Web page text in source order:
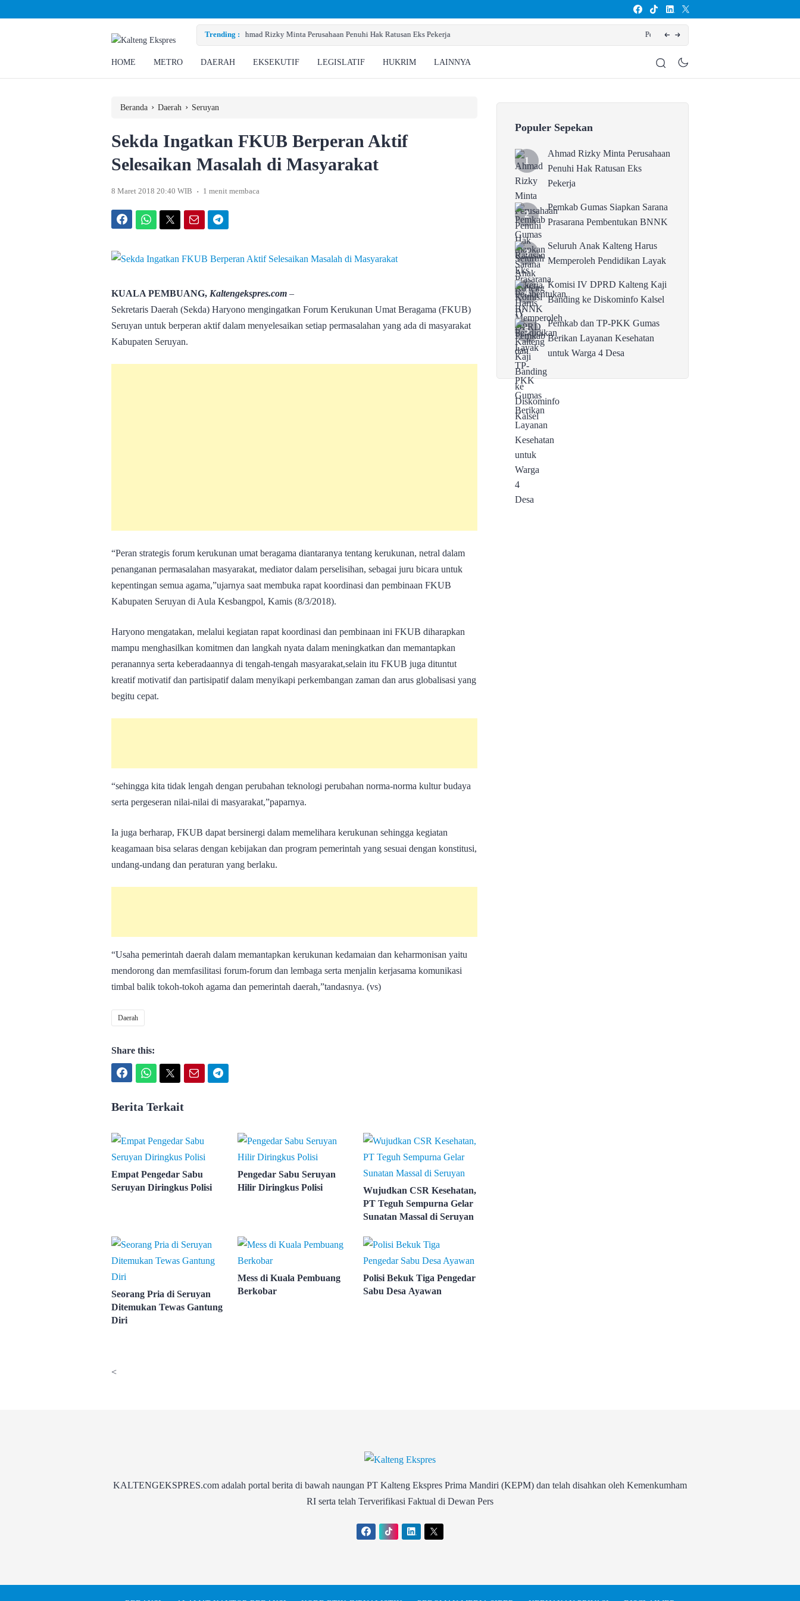
Trending :
Penuhi Hak Ratusan Eks Pekerja Pemkab Gumas Siapkan Sarana Prasarana Pembentukan BNNK
HOME METRO DAERAH EKSEKUTIF LEGISLATIF HUKRIM LAINNYA
Beranda › Daerah › Seruyan
Sekda Ingatkan FKUB Berperan Aktif
Selesaikan Masalah di Masyarakat
8 Maret 2018 20:40 WIB . 1 menit membaca
KUALA PEMBUANG, Kaltengekspres.com –
Sekretaris Daerah (Sekda) Haryono mengingatkan Forum Kerukunan Umat Beragama (FKUB)
Seruyan untuk berperan aktif dalam menyelesaikan setiap permasalahan yang ada di masyarakat
Kabupaten Seruyan.
“Peran strategis forum kerukunan umat beragama diantaranya tentang kerukunan, netral dalam
penanganan permasalahan masyarakat, mediator dalam perselisihan, sebagai juru bicara untuk
kepentingan semua agama,”ujarnya saat membuka rapat koordinasi dan pembinaan FKUB
Kabupaten Seruyan di Aula Kesbangpol, Kamis (8/3/2018).
Haryono mengatakan, melalui kegiatan rapat koordinasi dan pembinaan ini FKUB diharapkan
mampu menghasilkan komitmen dan langkah nyata dalam meningkatkan dan memantapkan
peranannya serta keberadaannya di tengah-tengah masyarakat,selain itu FKUB juga dituntut
kreatif motivatif dan partisipatif dalam menyikapi perkembangan zaman dan arus globalisasi yang
begitu cepat.
“sehingga kita tidak lengah dengan perubahan teknologi perubahan norma-norma kultur budaya
serta pergeseran nilai-nilai di masyarakat,”paparnya.
Ia juga berharap, FKUB dapat bersinergi dalam memelihara kerukunan sehingga kegiatan
keagamaan bisa selaras dengan kebijakan dan program pemerintah yang sesuai dengan konstitusi,
undang-undang dan peraturan yang berlaku.
“Usaha pemerintah daerah dalam memantapkan kerukunan kedamaian dan keharmonisan yaitu
mendorong dan memfasilitasi forum-forum dan lembaga serta menjalin kerjasama komunikasi
timbal balik tokoh-tokoh agama dan pemerintah daerah,”tandasnya. (vs)
Daerah
Share this:
Berita Terkait
Empat Pengedar Sabu
Seruyan Diringkus Polisi
Pengedar Sabu Seruyan
Hilir Diringkus Polisi
Wujudkan CSR Kesehatan,
PT Teguh Sempurna Gelar
Sunatan Massal di Seruyan
Seorang Pria di Seruyan
Ditemukan Tewas Gantung
Diri
Mess di Kuala Pembuang
Berkobar
Polisi Bekuk Tiga Pengedar
Sabu Desa Ayawan
Populer Sepekan
Ahmad Rizky Minta Perusahaan
Penuhi Hak Ratusan Eks
Pekerja
Pemkab Gumas Siapkan Sarana
Prasarana Pembentukan BNNK
Seluruh Anak Kalteng Harus
Memperoleh Pendidikan Layak
Komisi IV DPRD Kalteng Kaji
Banding ke Diskominfo Kalsel
Pemkab dan TP-PKK Gumas
Berikan Layanan Kesehatan
untuk Warga 4 Desa
<
KALTENGEKSPRES.com adalah portal berita di bawah naungan PT Kalteng Ekspres Prima Mandiri (KEPM) dan telah disahkan oleh Kemenkumham
RI serta telah Terverifikasi Faktual di Dewan Pers